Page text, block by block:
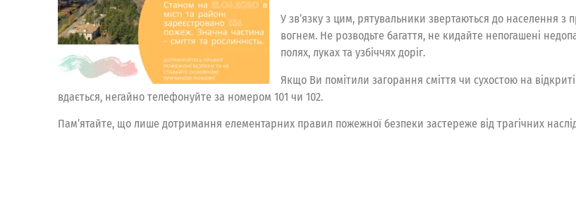
У зв’язку з цим, рятувальники звертаються до населення
вогнем. Не розводьте багаття, не кидайте непогашені
полях, луках та узбіччях доріг.
Якщо Ви помітили загорання сміття чи сухостою на
вдається, негайно телефонуйте за номером 101 чи 102.
Пам’ятайте, що лише дотримання елементарних правил пожежної безпеки застереже від трагічних